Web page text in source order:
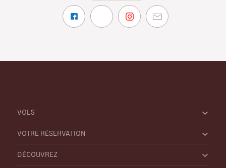
VOLS
VOTRE RÉSERVATION
DÉCOUVREZ